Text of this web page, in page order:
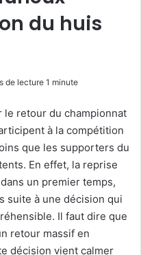
du huis
de lecture 1 minute
le retour du championnat
à la compétition
que les supporters du
En effet, la reprise
un premier temps,
suite à une décision qui
Il faut dire que
retour massif en
décision vient calmer